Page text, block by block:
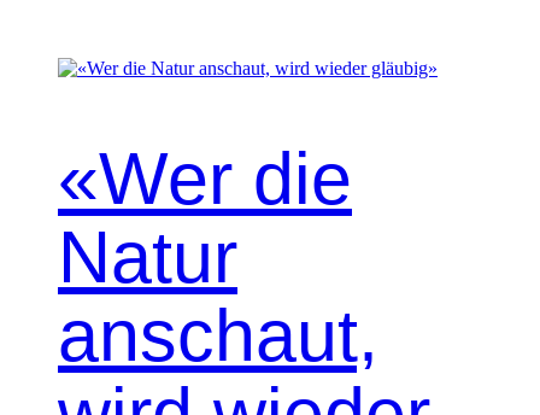
«Wer die
Natur
anschaut,